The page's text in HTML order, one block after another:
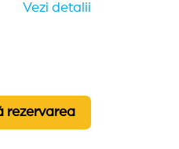
Vezi detalii
rezervarea